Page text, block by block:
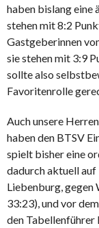
haben bislang eine
stehen mit 8:2
Gastgeberinnen
sie stehen mit 3:9
sollte also
Favoritenrolle
Auch unsere
haben den BTSV
spielt bisher eine
dadurch aktuell auf
Liebenburg,
33:23), und vor
den Tabellenführer